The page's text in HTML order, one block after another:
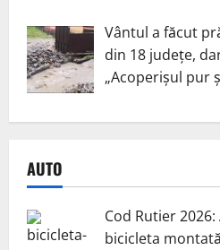
Vântul a făcut
din 18 județe,
„Acoperișul pur
AUTO
Cod Rutier
bicicleta